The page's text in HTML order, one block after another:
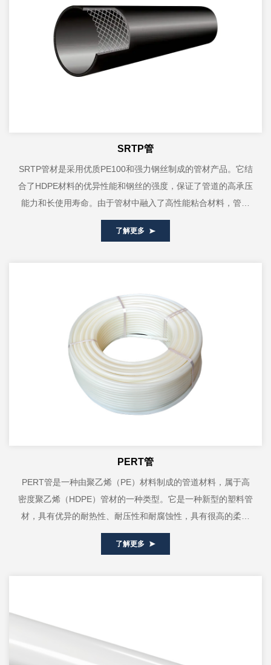
SRTP管
SRTP管材是采用优质PE100和强力钢丝制成的管材产品。它结
合了HDPE材料的优异性能和钢丝的强度，保证了管道的高承压
能力和长使用寿命。由于管材中融入了高性能粘合材料，管材
骨架增强件与内外塑料层深度...
了解更多
PERT管
PERT管是一种由聚乙烯（PE）材料制成的管道材料，属于高
密度聚乙烯（HDPE）管材的一种类型。它是一种新型的塑料管
材，具有优异的耐热性、耐压性和耐腐蚀性，具有很高的柔韧
度，易于弯曲和盘卷，弯曲半径小...
了解更多